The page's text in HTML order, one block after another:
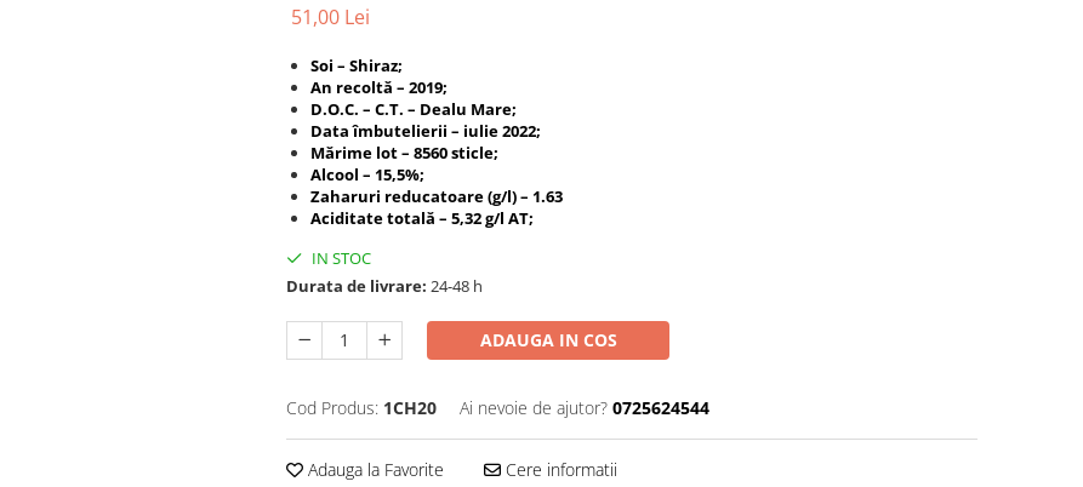
51,00 Lei
Soi – Shiraz;
An recoltă – 2019;
D.O.C. – C.T. – Dealu Mare;
Data îmbutelierii – iulie 2022;
Mărime lot – 8560 sticle;
Alcool – 15,5%;
Zaharuri reducatoare (g/l) – 1.63
Aciditate totală – 5,32 g/l AT;
IN STOC
Durata de livrare: 24-48 h
ADAUGA IN COS
Cod Produs: 1CH20 Ai nevoie de ajutor? 0725624544
Adauga la Favorite Cere informatii